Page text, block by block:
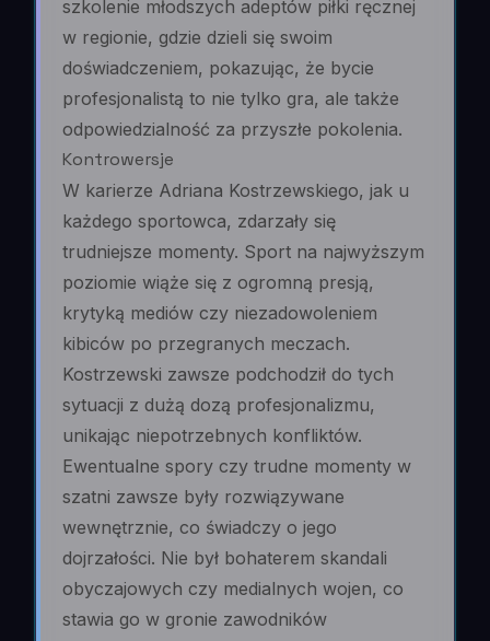
szkolenie młodszych adeptów piłki ręcznej
w regionie, gdzie dzieli się swoim
doświadczeniem, pokazując, że bycie
profesjonalistą to nie tylko gra, ale także
odpowiedzialność za przyszłe pokolenia.
Kontrowersje
W karierze Adriana Kostrzewskiego, jak u
każdego sportowca, zdarzały się
trudniejsze momenty. Sport na najwyższym
poziomie wiąże się z ogromną presją,
krytyką mediów czy niezadowoleniem
kibiców po przegranych meczach.
Kostrzewski zawsze podchodził do tych
sytuacji z dużą dozą profesjonalizmu,
unikając niepotrzebnych konfliktów.
Ewentualne spory czy trudne momenty w
szatni zawsze były rozwiązywane
wewnętrznie, co świadczy o jego
dojrzałości. Nie był bohaterem skandali
obyczajowych czy medialnych wojen, co
stawia go w gronie zawodników